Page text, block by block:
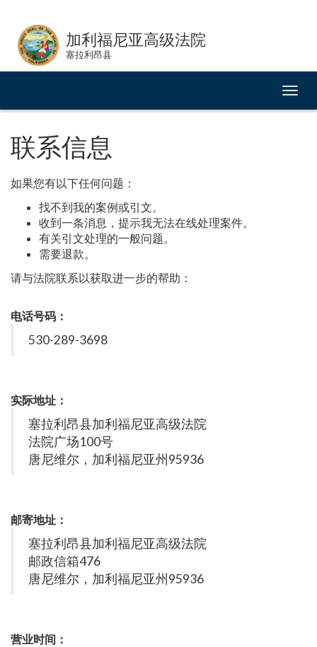
Content
加利福尼亚高级法院
塞拉利昂县
切
联系信息
如果您有以下任何问题：
找不到我的案例或引文。
收到一条消息，提示我无法在线处理案件。
有关引文处理的一般问题。
需要退款。
请与法院联系以获取进一步的帮助：
电话号码：
530-289-3698
实际地址：
塞拉利昂县加利福尼亚高级法院
法院广场100号
唐尼维尔，加利福尼亚州95936
邮寄地址：
塞拉利昂县加利福尼亚高级法院
邮政信箱476
唐尼维尔，加利福尼亚州95936
营业时间：